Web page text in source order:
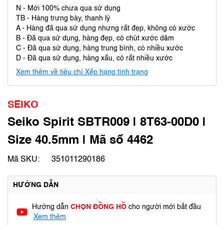
N - Mới 100% chưa qua sử dụng
TB - Hàng trưng bày, thanh lý
A - Hàng đã qua sử dụng nhưng rất đẹp, không có xước
B - Đã qua sử dụng, hàng đẹp, có chút xước dăm
C - Đã qua sử dụng, hàng trung bình, có nhiều xước
D - Đã qua sử dụng, hàng xấu, có rất nhiều xước
Xem thêm về tiêu chí Xếp hạng tình trạng
SEIKO
Seiko Spirit SBTR009 | 8T63-00D0 |
Size 40.5mm | Mã số 4462
Mã SKU: 351011290186
HƯỚNG DẪN
Hướng dẫn CHỌN ĐỒNG HỒ cho người mới bắt đầu
Xem thêm